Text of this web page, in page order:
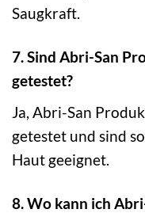
Saugkraft.
7. Sind Abri-San
getestet?
Ja, Abri-San
getestet und sind
Haut geeignet.
8. Wo kann ich